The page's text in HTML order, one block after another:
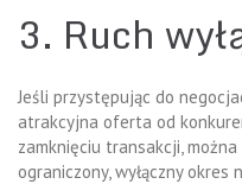
3. Ruch
Jeśli przystępując do
atrakcyjna oferta od
zamknięciu transakcji,
ograniczony, wyłączny okres